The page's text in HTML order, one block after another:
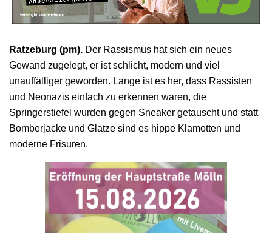
Ratzeburg (pm). Der Rassismus hat sich ein neues
Gewand zugelegt, er ist schlicht, modern und viel
unauffälliger geworden. Lange ist es her, dass Rassisten
und Neonazis einfach zu erkennen waren, die
Springerstiefel wurden gegen Sneaker getauscht und statt
Bomberjacke und Glatze sind es hippe Klamotten und
moderne Frisuren.